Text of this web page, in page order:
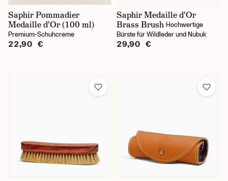
Saphir Pommadier
Medaille d'Or (100 ml)
Premium-Schuhcreme
22,90 €
Saphir Medaille d'Or
Brass Brush Hochwertige
Bürste für Wildleder und Nubuk
29,90 €